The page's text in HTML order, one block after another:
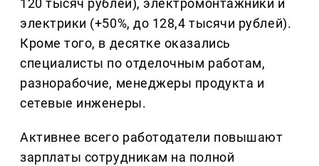
120 тысяч рублей), электромонтажники и
электрики (+50%, до 128,4 тысячи рублей).
Кроме того, в десятке оказались
специалисты по отделочным работам,
разнорабочие, менеджеры продукта и
сетевые инженеры.
Активнее всего работодатели повышают
зарплаты сотрудникам на полной